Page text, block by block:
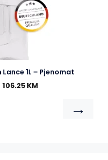
1L – Pjenomat
106.25 KM
→